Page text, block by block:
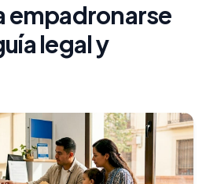
empadronarse
legal y